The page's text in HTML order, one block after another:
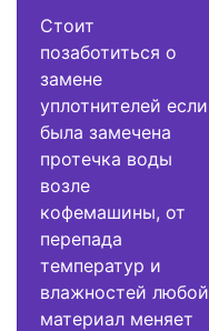
Стоит
позаботиться о
замене
уплотнителей если
была замечена
протечка воды
возле
кофемашины, от
перепада
температур и
влажностей любой
материал меняет